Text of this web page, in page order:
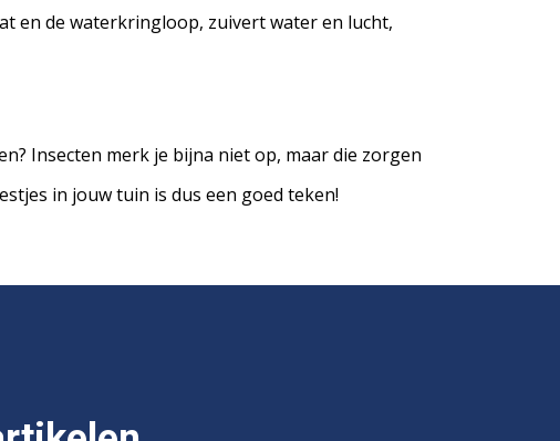
en de waterkringloop, zuivert water en lucht,
Insecten merk je bijna niet op, maar die zorgen
in jouw tuin is dus een goed teken!